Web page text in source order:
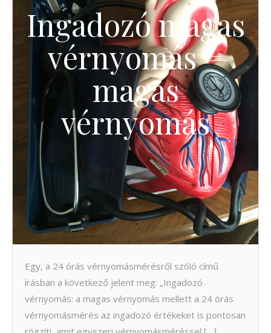
Ingadozó magas
vérnyomás =
magas
vérnyomás
Egy, a 24 órás vérnyomásmérésről szóló című
írásban a következő jelent meg: „Ingadozó
vérnyomás: a magas vérnyomás mellett a 24 órás
vérnyomásmérés az ingadozó értékeket is pontosan